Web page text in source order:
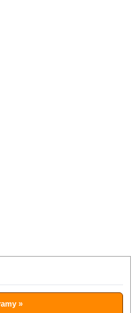
»